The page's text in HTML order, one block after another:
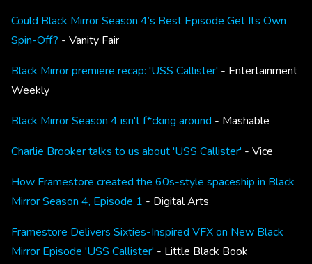
Could Black Mirror Season 4’s Best Episode Get Its Own
Spin-Off? - Vanity Fair
Black Mirror premiere recap: 'USS Callister' - Entertainment
Weekly
Black Mirror Season 4 isn't f*cking around - Mashable
Charlie Brooker talks to us about 'USS Callister' - Vice
How Framestore created the 60s-style spaceship in Black
Mirror Season 4, Episode 1 - Digital Arts
Framestore Delivers Sixties-Inspired VFX on New Black
Mirror Episode 'USS Callister' - Little Black Book